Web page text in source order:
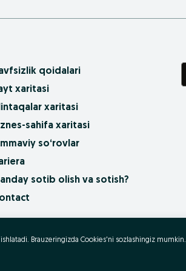
qoidalari
xaritasi
xaritasi
sahifa xaritasi
so‘rovlar
sotib olish va sotish?
ishlatadi. Brauzeringizda Cookies'ni sozlashingiz mumkin.